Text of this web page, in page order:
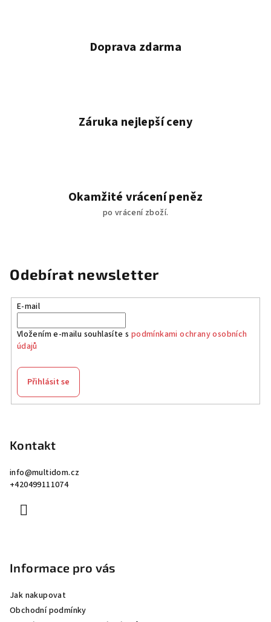
ý
Doprava zdarma
Záruka nejlepší ceny
Okamžité vrácení peněz
po vrácení zboží.
Odebírat newsletter
E-mail
Vložením e-mailu souhlasíte s podmínkami ochrany osobních
údajů
Přihlásit se
Kontakt
info@multidom.cz
+420499111074
Informace pro vás
Jak nakupovat
Obchodní podmínky